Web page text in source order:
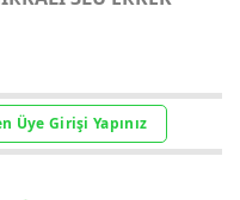
Giriş Yap
Üye Girişi Yapınız